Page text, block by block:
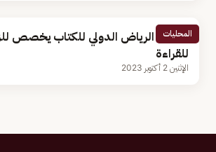
المحليات
معرض الرياض الدولي للكتاب يخصص
للقراءة
الإثنين 2 أكتوبر 2023